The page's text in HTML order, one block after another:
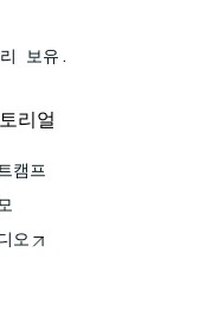
보유.
리얼
캠프
오